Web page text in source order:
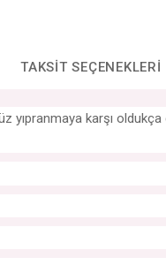
TAKSIT SEÇENEKLERI
karşı